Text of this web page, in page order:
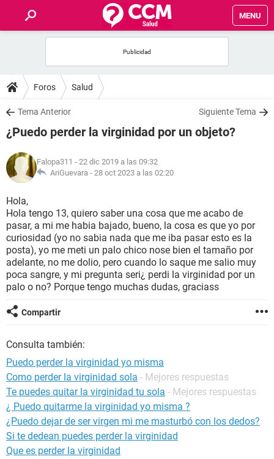
MENU
FOROS
SALUD
FAMILIA
NUTRICIÓN
BIENESTAR
SEXUALIDAD
GLOSARIO
Foros Salud
Tema Anterior Siguiente Tema
¿Puedo perder la virginidad por un objeto?
Falopa311 - 22 dic 2019 a las 09:32
AriGuevara - 28 oct 2023 a las 02:20
Hola,
Hola tengo 13, quiero saber una cosa que me acabo de
pasar, a mi me habia bajado, bueno, la cosa es que yo por
curiosidad (yo no sabia nada que me iba pasar esto es la
posta), yo me meti un palo chico nose bien el tamaño por
adelante, no me dolio, pero cuando lo saque me salio muy
poca sangre, y mi pregunta seri¿ perdi la virginidad por un
palo o no? Porque tengo muchas dudas, graciass
Compartir
Consulta también:
Puedo perder la virginidad yo misma
Como perder la virginidad sola - Mejores respuestas
Te puedes quitar la virginidad tu sola - Mejores respuestas
¿ Puedo quitarme la virginidad yo misma ?
¿Puedo dejar de ser virgen mi me masturbó con los dedos?
Si te dedean puedes perder la virginidad
Que es perder la virginidad